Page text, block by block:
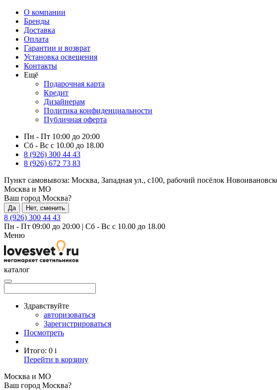
О компании
Бренды
Доставка
Оплата
Гарантии и возврат
Установка освещения
Контакты
Ещё
Подарочная карта
Кредит
Дизайнерам
Политика конфиденциальности
Публичная оферта
Пн - Пт 10:00 до 20:00
Сб - Вс с 10.00 до 18.00
8 (926) 300 44 43
8 (926) 672 73 83
Пункт самовывоза: Москва, Западная ул., с100, рабочий посёлок
Москва и МО
Ваш город Москва?
Да Нет, сменить
8 (926) 300 44 43
Пн - Пт 09:00 до 20:00 | Сб - Вс с 10.00 до 18.00
Меню
каталог
Здравствуйте
авторизоваться
Зарегистрироваться
Посмотреть
Итого: 0 i
Перейти в корзину
Москва и МО
Ваш город Москва?